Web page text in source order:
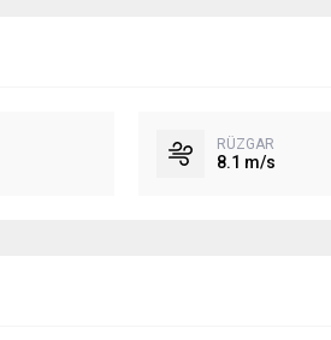
RÜZGAR
8.1 m/s